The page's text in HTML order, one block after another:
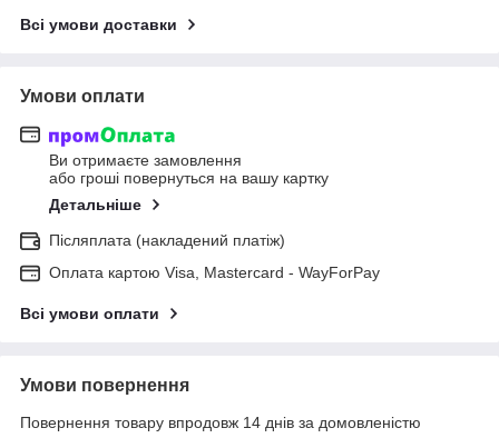
Всі умови доставки
Умови оплати
Ви отримаєте замовлення
або гроші повернуться на вашу картку
Детальніше
Післяплата (накладений платіж)
Оплата картою Visa, Mastercard - WayForPay
Всі умови оплати
Умови повернення
Повернення товару впродовж 14 днів за домовленістю